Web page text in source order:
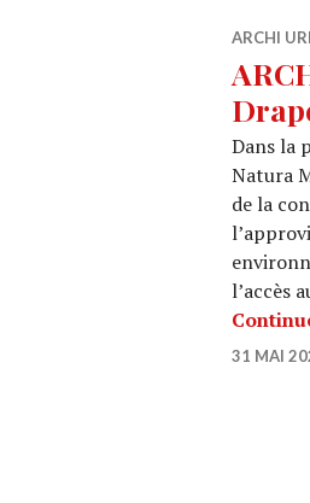
ARCHI
Dans la
Natura
de la
l’accès
31 MAI